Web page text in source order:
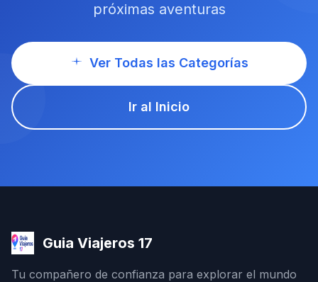
próximas aventuras
Ver Todas las Categorías
Ir al Inicio
Guia Viajeros 17
Tu compañero de confianza para explorar el mundo